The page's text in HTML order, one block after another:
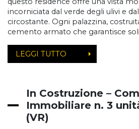
incorniciata dal verde degli ulivi e
circostante. Ogni palazzina,
cemento armato che garantisce
LEGGI TUTTO
In Costruzione –
Immobiliare n. 3
(VR)